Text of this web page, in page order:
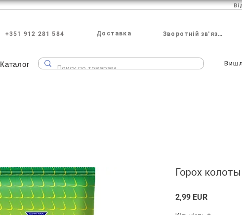
+351 912 281 584 Доставка Зворотній зв'язок
Каталог
Горох
2,99 EURЦіна